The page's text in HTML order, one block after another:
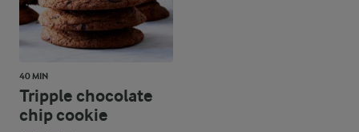
40 MIN
Tripple chocolate
chip cookie